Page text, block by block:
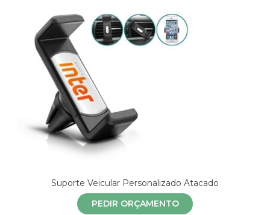
Suporte Veicular Personalizado Atacado
PEDIR ORÇAMENTO